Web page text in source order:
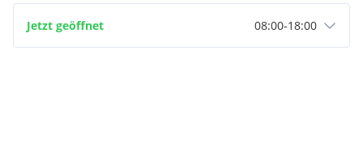
Jetzt geöffnet 08:00-18:00